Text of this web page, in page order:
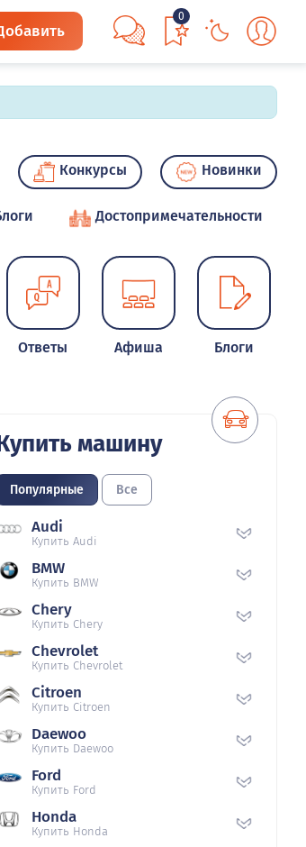
0
Конкурсы Новинки
Достопримечательности
Ответы Афиша Блоги
машину
Популярные Все
Audi
Купить Audi
BMW
Купить BMW
Chery
Купить Chery
Chevrolet
Купить Chevrolet
Citroen
Купить Citroen
Daewoo
Купить Daewoo
Ford
Купить Ford
Honda
Купить Honda